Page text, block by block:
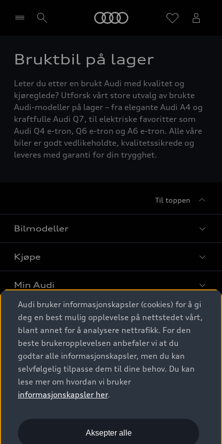
Audi bruker informasjonskapsler (cookies) for å gi
deg en best mulig opplevelse på nettstedet vårt,
blant annet for å analysere nettrafikk. For den
beste brukeropplevelsen anbefaler vi at du
godtar alle informasjonskapsler, men du kan
selvfølgelig tilpasse dem til dine behov. Du kan
lese mer om hvordan vi bruker
informasjonskapsler her.
Aksepter alle
Velg forhandler
Bruktbil på lager
Leter du etter en brukt Audi med kvalitet og
kjøreglede? Utforsk vårt store utvalg av brukte
Audi-modeller på lager – fra elegante Audi A4 og
kraftfulle Audi Q7, til elektriske favoritter som
Audi Q4 e-tron, Q6 e-tron og A6 e-tron. Alle våre
biler er godt vedlikeholdte, kvalitetssikrede og
leveres med garanti for din trygghet.
Til toppen
Bilmodeller
Finn din Audi
Sammenlign bilmodeller
Elbiler
SUV
Stasjonsvogn
Sportback
S/RS
Konseptbiler og prototyper
Kjøpe
Kjøpshjelp
Biler på lager
Finn forhandler
Bestill prøvekjøring
Kontakt forhandler
Bilgarantier
Min Audi
Behold nybilfølelsen
Audi Originalt tilbehør
Verkstedtjenester
Digitale tjenester
Audi digitale tjenester
Audi connect
Functions on demand
Kom i gang med myAudi
Audi Norge
Kundeservice
Audi Driving Experience
© 2026 AUDI NORGE. All Rights Reserved.
Imprint